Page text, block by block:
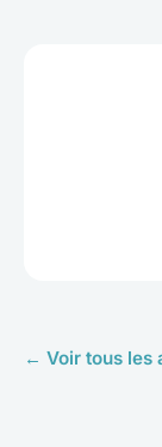
← Voir tous les